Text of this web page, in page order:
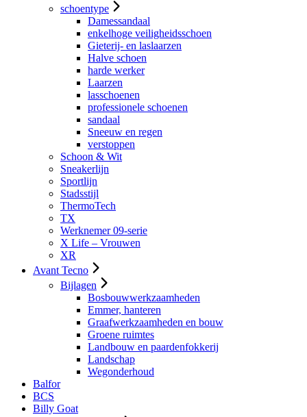
schoentype
Damessandaal
enkelhoge veiligheidsschoen
Gieterij- en laslaarzen
Halve schoen
harde werker
Laarzen
lasschoenen
professionele schoenen
sandaal
Sneeuw en regen
verstoppen
Schoon & Wit
Sneakerlijn
Sportlijn
Stadsstijl
ThermoTech
TX
Werknemer 09-serie
X Life – Vrouwen
XR
Avant Tecno
Bijlagen
Bosbouwwerkzaamheden
Emmer, hanteren
Graafwerkzaamheden en bouw
Groene ruimtes
Landbouw en paardenfokkerij
Landschap
Wegonderhoud
Balfor
BCS
Billy Goat